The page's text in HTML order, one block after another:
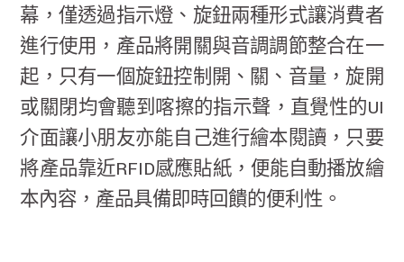
幕，僅透過指示燈、旋鈕兩種形式讓消費者
進行使用，產品將開關與音調調節整合在一
起，只有一個旋鈕控制開、關、音量，旋開
或關閉均會聽到喀擦的指示聲，直覺性的UI
介面讓小朋友亦能自己進行繪本閱讀，只要
將產品靠近RFID感應貼紙，便能自動播放繪
本內容，產品具備即時回饋的便利性。